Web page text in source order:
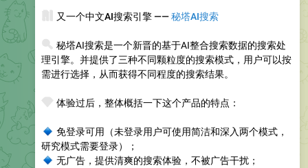
又一个中文AI搜索引擎 ——秘塔AI搜索
秘塔AI搜索是一个新晋的基于AI整合搜索数据的搜索处
理引擎。并提供了三种不同颗粒度的搜索模式，用户可以按
需进行选择，从而获得不同程度的搜索结果。
体验过后，整体概括一下这个产品的特点：
免登录可用 （未登录用户可使用简洁和深入两个模式，
研究模式需要登录）；
无广告，提供清爽的搜索体验，不被广告干扰；